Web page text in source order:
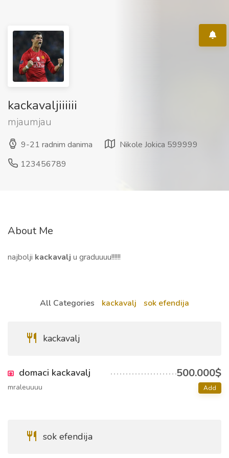
kackavaljiiiiii
mjaumjau
9-21 radnim danima
Nikole Jokica 599999
123456789
About Me
najbolji kackavalj u graduuuu!!!!!!
All Categories kackavalj sok efendija
kackavalj
domaci kackavalj 500.000$
mraleuuuu Add
sok efendija